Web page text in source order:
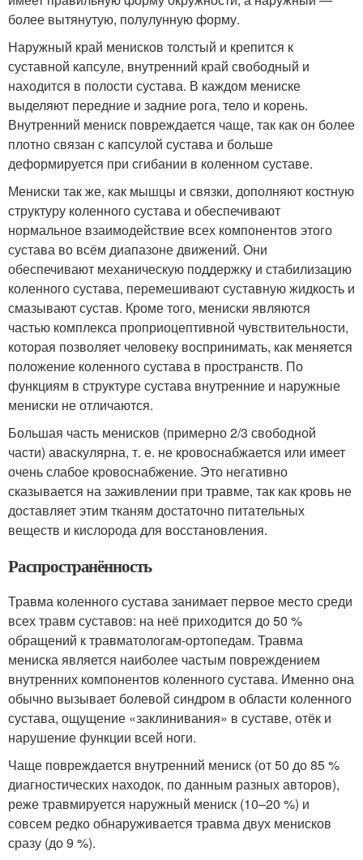
более вытянутую, полулунную форму.
Наружный край менисков толстый и крепится к
суставной капсуле, внутренний край свободный и
находится в полости сустава. В каждом мениске
выделяют передние и задние рога, тело и корень.
Внутренний мениск повреждается чаще, так как он более
плотно связан с капсулой сустава и больше
деформируется при сгибании в коленном суставе.
Мениски так же, как мышцы и связки, дополняют костную
структуру коленного сустава и обеспечивают
нормальное взаимодействие всех компонентов этого
сустава во всём диапазоне движений. Они
обеспечивают механическую поддержку и стабилизацию
коленного сустава, перемешивают суставную жидкость и
смазывают сустав. Кроме того, мениски являются
частью комплекса проприоцептивной чувствительности,
которая позволяет человеку воспринимать, как меняется
положение коленного сустава в пространств. По
функциям в структуре сустава внутренние и наружные
мениски не отличаются.
Большая часть менисков (примерно 2/3 свободной
части) аваскулярна, т. е. не кровоснабжается или имеет
очень слабое кровоснабжение. Это негативно
сказывается на заживлении при травме, так как кровь не
доставляет этим тканям достаточно питательных
веществ и кислорода для восстановления.
Распространённость
Травма коленного сустава занимает первое место среди
всех травм суставов: на неё приходится до 50 %
обращений к травматологам-ортопедам. Травма
мениска является наиболее частым повреждением
внутренних компонентов коленного сустава. Именно она
обычно вызывает болевой синдром в области коленного
сустава, ощущение «заклинивания» в суставе, отёк и
нарушение функции всей ноги.
Чаще повреждается внутренний мениск (от 50 до 85 %
диагностических находок, по данным разных авторов),
реже травмируется наружный мениск (10–20 %) и
совсем редко обнаруживается травма двух менисков
сразу (до 9 %).